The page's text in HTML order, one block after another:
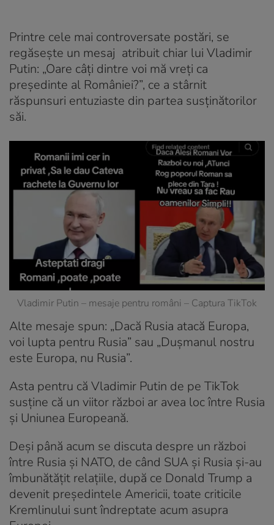
Printre cele mai controversate postări, se
regăsește un mesaj atribuit chiar lui Vladimir
Putin: „Oare câți dintre voi mă vreți ca
președinte al României?”, ce a stârnit
răspunsuri entuziaste din partea susținătorilor
săi.
Vladimir Putin – mesaje pentru români – Captura TikTok
Alte mesaje spun: „Dacă Rusia atacă Europa,
voi lupta pentru Rusia” sau „Dușmanul nostru
este Europa, nu Rusia”.
Asta pentru că Vladimir Putin de pe TikTok
susține că un viitor război ar avea loc între Rusia
și Uniunea Europeană.
Deși până acum se discuta despre un război
între Rusia și NATO, de când SUA și Rusia și-au
îmbunătățit relațiile, după ce Donald Trump a
devenit președintele Americii, toate criticile
Kremlinului sunt îndreptate acum asupra